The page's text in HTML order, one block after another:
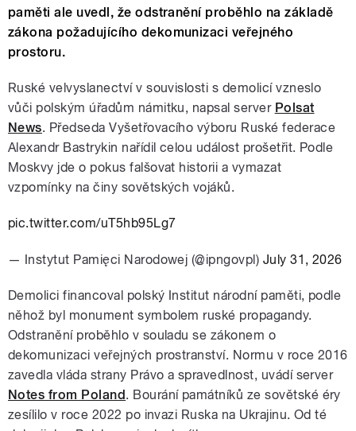
paměti ale uvedl, že odstranění proběhlo na základě
zákona požadujícího dekomunizaci veřejného
prostoru.
Ruské velvyslanectví v souvislosti s demolicí vzneslo
vůči polským úřadům námitku, napsal server Polsat
News. Předseda Vyšetřovacího výboru Ruské federace
Alexandr Bastrykin nařídil celou událost prošetřit. Podle
Moskvy jde o pokus falšovat historii a vymazat
vzpomínky na činy sovětských vojáků.
pic.twitter.com/uT5hb95Lg7
— Instytut Pamięci Narodowej (@ipngovpl) July 31, 2026
Demolici financoval polský Institut národní paměti, podle
něhož byl monument symbolem ruské propagandy.
Odstranění proběhlo v souladu se zákonem o
dekomunizaci veřejných prostranství. Normu v roce 2016
zavedla vláda strany Právo a spravedlnost, uvádí server
Notes from Poland. Bourání památníků ze sovětské éry
zesílilo v roce 2022 po invazi Ruska na Ukrajinu. Od té